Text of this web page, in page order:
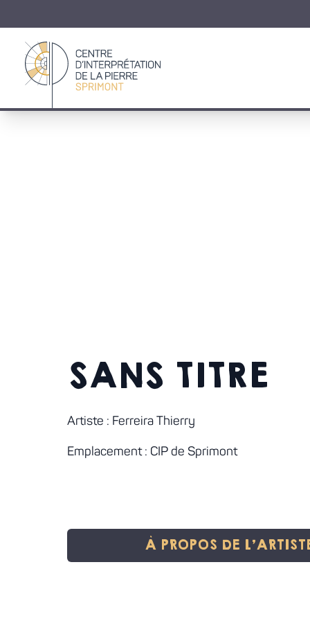
SANS TITRE
Artiste : Ferreira Thierry
Emplacement : CIP de Sprimont
À PROPOS DE